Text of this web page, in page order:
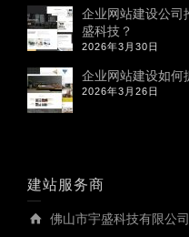
企业网站建设公司
盛科技？
2026年3月30日
企业网站建设如何
2026年3月26日
建站服务商
佛山市宇盛科技有限公司